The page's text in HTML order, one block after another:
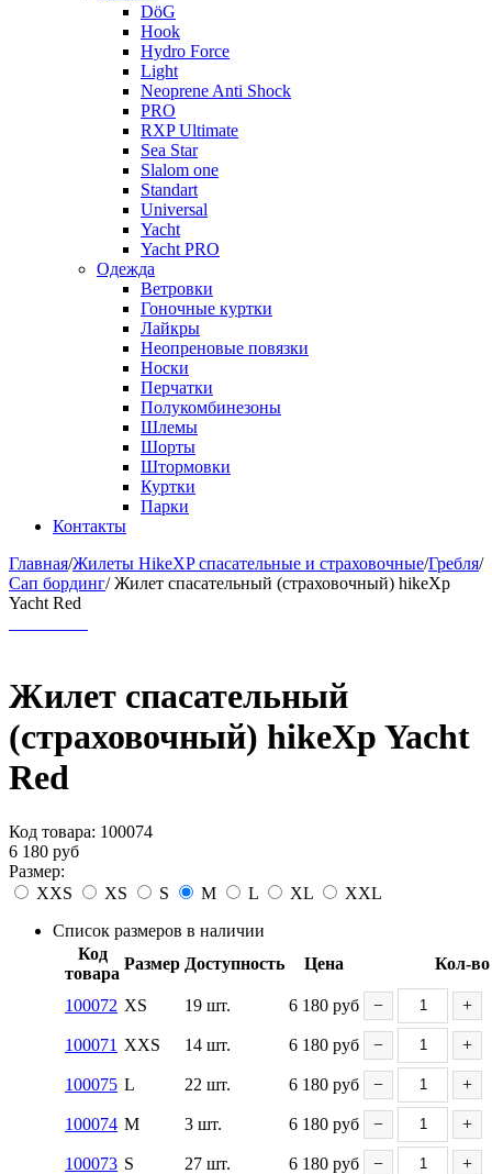
DöG
Hook
Hydro Force
Light
Neoprene Anti Shock
PRO
RXP Ultimate
Sea Star
Slalom one
Standart
Universal
Yacht
Yacht PRO
Одежда
Ветровки
Гоночные куртки
Лайкры
Неопреновые повязки
Носки
Перчатки
Полукомбинезоны
Шлемы
Шорты
Штормовки
Куртки
Парки
Контакты
Главная/Жилеты HikeXP спасательные и страховочные/Гребля/
Сап бординг/Жилет спасательный (страховочный) hikeXp
Yacht Red
Жилет спасательный
(страховочный) hikeXp Yacht
Red
Код товара: 100074
6 180 руб
Размер:
XXS
XS S M L XL
XXL
Список размеров в наличии
Код
товара
Размер Доступность Цена Кол-во
100072 XS 19 шт. 6 180 руб − +
100071 XXS 14 шт. 6 180 руб − +
100075 L 22 шт. 6 180 руб − +
100074 M 3 шт. 6 180 руб − +
100073 S 27 шт. 6 180 руб − +